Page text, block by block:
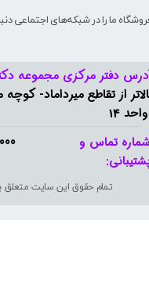
دفتر مرکزی مجموعه
14
تمام حقوق این سایت متعلق
تماس و
ما را در شبکه‌های اجتماعی